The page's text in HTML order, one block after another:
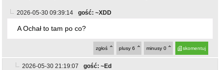
2026-05-30 09:39:14 gość: ~XDD
A Ochał to tam po co?
skomentuj
minusy 0
plusy 6
zgłoś
2026-05-30 21:19:07 gość: ~Ed